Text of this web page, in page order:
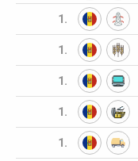
1.
1.
1.
1.
1.